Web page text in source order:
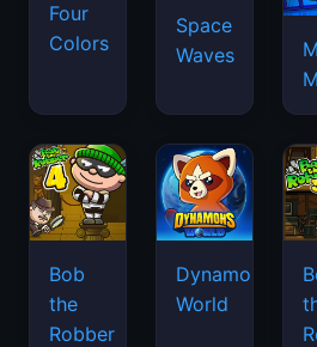
Four
Colors
Space
Waves
Bob
the
Robber
Dynamons
World